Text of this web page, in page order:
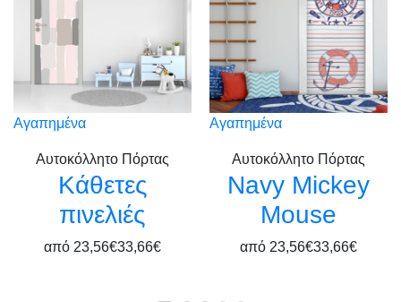
Αγαπημένα
Αυτοκόλλητο Πόρτας
Κάθετες
πινελιές
από 23,56€33,66€
Αγαπημένα
Αυτοκόλλητο Πόρτας
Navy Mickey
Mouse
από 23,56€33,66€